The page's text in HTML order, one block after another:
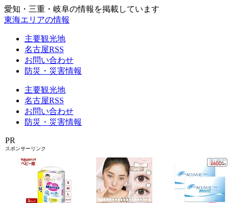
愛知・三重・岐阜の情報を掲載しています
東海エリアの情報
主要観光地
名古屋RSS
お問い合わせ
防災・災害情報
主要観光地
名古屋RSS
お問い合わせ
防災・災害情報
PR
スポンサーリンク